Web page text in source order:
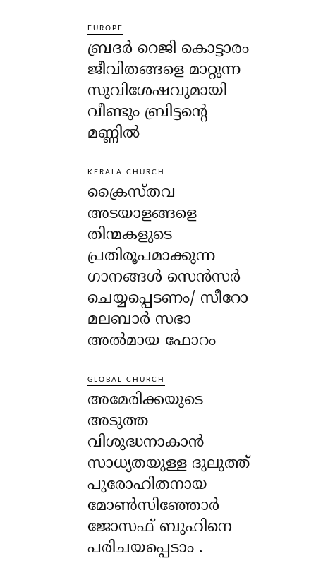
EUROPE
ബ്രദർ റെജി കൊട്ടാരം
ജീവിതങ്ങളെ മാറ്റുന്ന
സുവിശേഷവുമായി
വീണ്ടും ബ്രിട്ടന്റെ
മണ്ണിൽ
KERALA CHURCH
ക്രൈസ്തവ
അടയാളങ്ങളെ
തിന്മകളുടെ
പ്രതിരൂപമാക്കുന്ന
ഗാനങ്ങൾ സെൻസർ
ചെയ്യപ്പെടണം/ സീറോ
മലബാർ സഭാ
അൽമായ ഫോറം
GLOBAL CHURCH
അമേരിക്കയുടെ
അടുത്ത
വിശുദ്ധനാകാൻ
സാധ്യതയുള്ള ദുലുത്ത്
പുരോഹിതനായ
മോൺസിഞ്ഞോർ
ജോസഫ് ബുഹിനെ
പരിചയപ്പെടാം .